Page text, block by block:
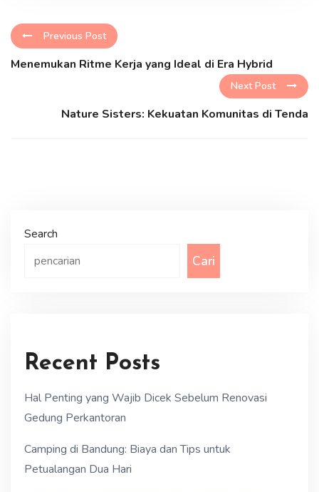
Previous Post
Menemukan Ritme Kerja yang Ideal di Era Hybrid
Next Post
Nature Sisters: Kekuatan Komunitas di Tenda
Search
Cari
Recent Posts
Hal Penting yang Wajib Dicek Sebelum Renovasi
Gedung Perkantoran
Camping di Bandung: Biaya dan Tips untuk
Petualangan Dua Hari